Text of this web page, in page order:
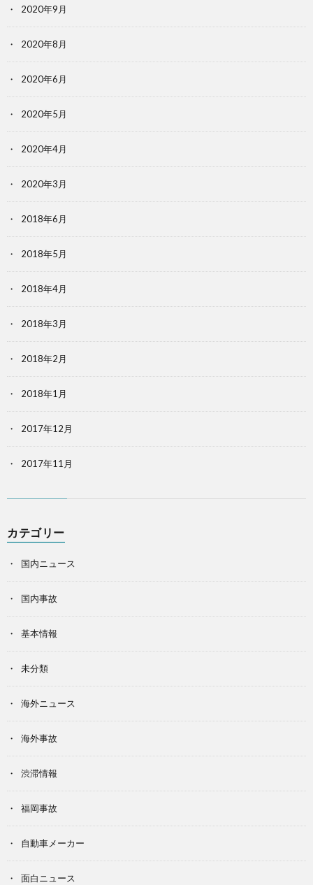
2020年9月
2020年8月
2020年6月
2020年5月
2020年4月
2020年3月
2018年6月
2018年5月
2018年4月
2018年3月
2018年2月
2018年1月
2017年12月
2017年11月
カテゴリー
国内ニュース
国内事故
基本情報
未分類
海外ニュース
海外事故
渋滞情報
福岡事故
自動車メーカー
面白ニュース